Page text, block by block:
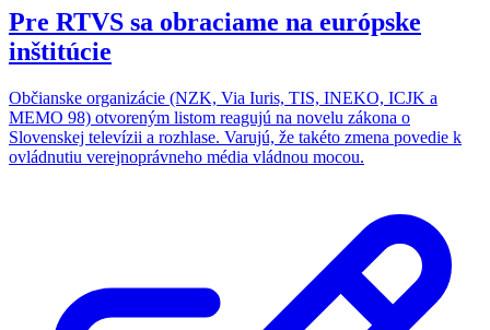
Pre RTVS sa obraciame na európske
inštitúcie
Občianske organizácie (NZK, Via Iuris, TIS, INEKO, ICJK a
MEMO 98) otvoreným listom reagujú na novelu zákona o
Slovenskej televízii a rozhlase. Varujú, že takéto zmena povedie k
ovládnutiu verejnoprávneho média vládnou mocou.